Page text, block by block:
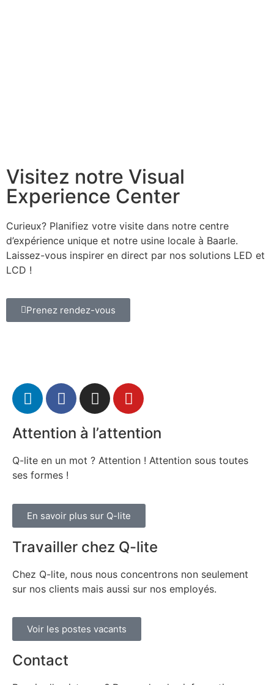
Visitez notre Visual
Experience Center
Curieux? Planifiez votre visite dans notre centre
d’expérience unique et notre usine locale à Baarle.
Laissez-vous inspirer en direct par nos solutions LED et
LCD !
Prenez rendez-vous
Attention à l’attention
Q-lite en un mot ? Attention ! Attention sous toutes
ses formes !
En savoir plus sur Q-lite
Travailler chez Q-lite
Chez Q-lite, nous nous concentrons non seulement
sur nos clients mais aussi sur nos employés.
Voir les postes vacants
Contact